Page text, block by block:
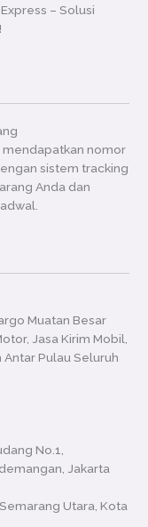
– Solusi
mendapatkan nomor
sistem tracking
Anda dan
Muatan Besar
Jasa Kirim Mobil,
Antar Pulau Seluruh
No.1,
Jakarta
Utara, Kota